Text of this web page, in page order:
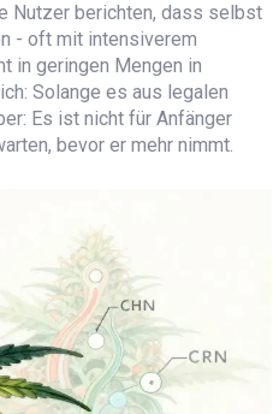
Nutzer berichten, dass selbst
- oft mit intensiverem
in geringen Mengen in
Solange es aus legalen
Es ist nicht für Anfänger
bevor er mehr nimmt.